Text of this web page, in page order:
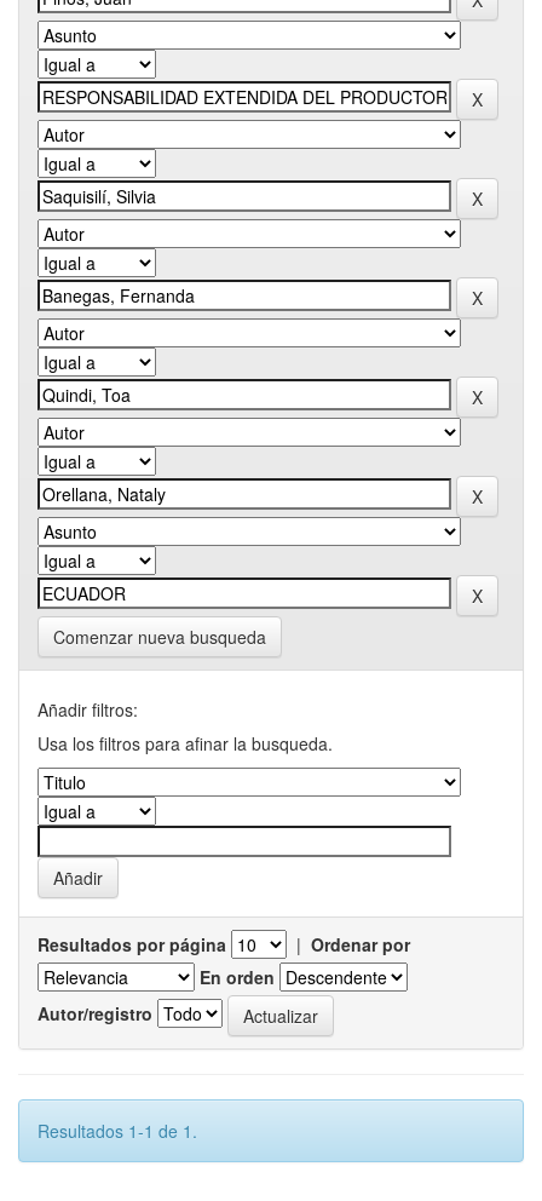
Comenzar nueva busqueda
Añadir filtros:
Usa los filtros para afinar la busqueda.
Resultados por página | Ordenar por
En orden
Autor/registro
Resultados 1-1 de 1.